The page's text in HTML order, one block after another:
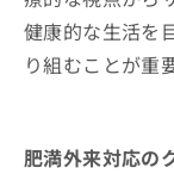
健康的な生活を
り組むことが重
肥満外来対応の